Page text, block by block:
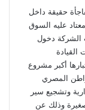
حقيقة داخل
عليه السوق
الشركة دخول
القيادة
أكبر مشروع
المصري
وتشجيع سير
وذلك عن